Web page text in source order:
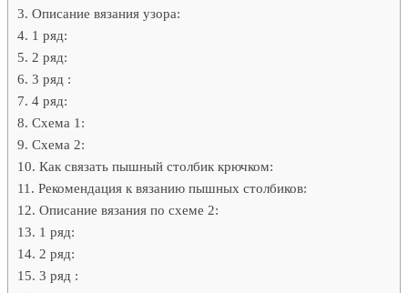
Описание вязания узора:
1 ряд:
2 ряд:
3 ряд :
4 ряд:
Схема 1:
Схема 2:
Как связать пышный столбик крючком:
Рекомендация к вязанию пышных столбиков:
Описание вязания по схеме 2:
1 ряд:
2 ряд:
3 ряд :